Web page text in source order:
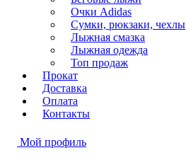
Очки Adidas
Сумки, рюкзаки, чехлы
Лыжная смазка
Лыжная одежда
Топ продаж
Прокат
Доставка
Оплата
Контакты
Мой профиль